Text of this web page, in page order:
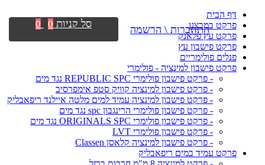
דף הבית
פרקט במבצע
פרקט עץ פלאנק
פרקט פישבון עץ
פנלים פולימריים
פרקט פישבון למינציה - פולימרי
- פרקט פישבון פולימרי REPUBLIC SPC נגד מים
- פרקט פישבון למינציה קוויק סטפ אימפרסיב
- פרקט פישבון למינציה עמיד למים מלטה איילנד ריפאבליק
- פרקט פישבון פולימרי הרינגבון spc נגד מים
- פרקט פישבון פולימרי ORIGINALS SPC נגד מים
- פרקט פישבון פולימרי LVT
- פרקט פישבון למינציה קלאסן Classen
פרקט עמיד במים ריפאבליק
התחברות \ הרשמה סל קניות 0
0